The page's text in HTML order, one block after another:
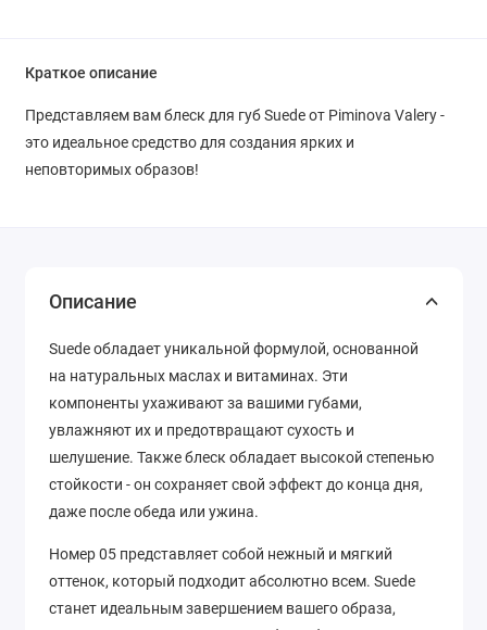
Краткое описание
Представляем вам блеск для губ Suede от Piminova Valery -
это идеальное средство для создания ярких и
неповторимых образов!
Описание
Suede обладает уникальной формулой, основанной
на натуральных маслах и витаминах. Эти
компоненты ухаживают за вашими губами,
увлажняют их и предотвращают сухость и
шелушение. Также блеск обладает высокой степенью
стойкости - он сохраняет свой эффект до конца дня,
даже после обеда или ужина.
Номер 05 представляет собой нежный и мягкий
оттенок, который подходит абсолютно всем. Suede
станет идеальным завершением вашего образа,